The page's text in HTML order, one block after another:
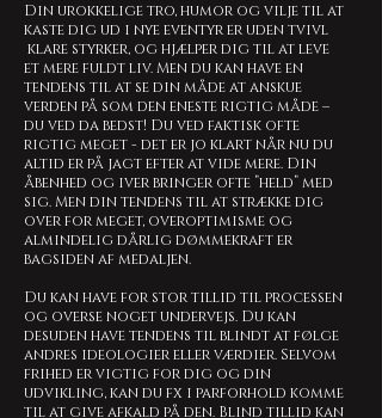
Din urokkelige tro, humor og vilje til at
kaste dig ud i nye eventyr er uden tvivl
klare styrker, og hjælper dig til at leve
et mere fuldt liv. Men du kan have en
tendens til at se din måde at anskue
verden på som den eneste rigtig måde –
du ved da bedst! Du ved faktisk ofte
rigtig meget - det er jo klart når nu du
altid er på jagt efter at vide mere. Din
åbenhed og iver bringer ofte ”held” med
sig. Men din tendens til at strække dig
over for meget, overoptimisme og
almindelig dårlig dømmekraft er
bagsiden af medaljen.
Du kan have for stor tillid til processen
og overse noget undervejs. Du kan
desuden have tendens til blindt at følge
andres ideologier eller værdier. Selvom
frihed er vigtig for dig og din
udvikling, kan du fx i parforhold komme
til at give afkald på den. Blind tillid kan